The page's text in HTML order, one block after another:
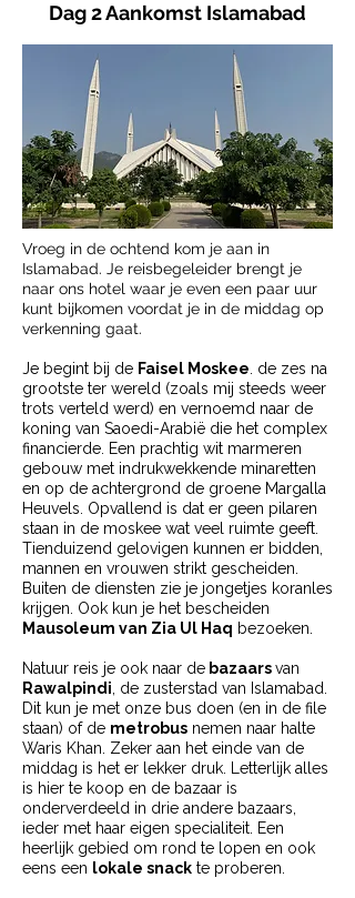
Dag 2 Aankomst Islamabad
Vroeg in de ochtend kom je aan in
Islamabad. Je reisbegeleider brengt je
naar ons hotel waar je even een paar uur
kunt bijkomen voordat je in de middag op
verkenning gaat.
Je begint bij de Faisel Moskee . de zes na
grootste ter wereld (zoals mij steeds weer
trots verteld werd) en vernoemd naar de
koning van Saoedi-Arabië die het complex
financierde. Een prachtig wit marmeren
gebouw met indrukwekkende minaretten
en op de achtergrond de groene Margalla
Heuvels. Opvallend is dat er geen pilaren
staan in de moskee wat veel ruimte geeft.
Tienduizend gelovigen kunnen er bidden,
mannen en vrouwen strikt gescheiden.
Buiten de diensten zie je jongetjes koranles
krijgen. Ook kun je het bescheiden
Mausoleum van Zia Ul Haq bezoeken.
Natuur reis je ook naar de bazaarsvan
Rawalpindi , de zusterstad van Islamabad.
Dit kun je met onze bus doen (en in de file
staan) of de metrobus nemen naar halte
Waris Khan. Zeker aan het einde van de
middag is het er lekker druk. Letterlijk alles
is hier te koop en de bazaar is
onderverdeeld in drie andere bazaars,
ieder met haar eigen specialiteit. Een
heerlijk gebied om rond te lopen en ook
eens een lokale snack te proberen.